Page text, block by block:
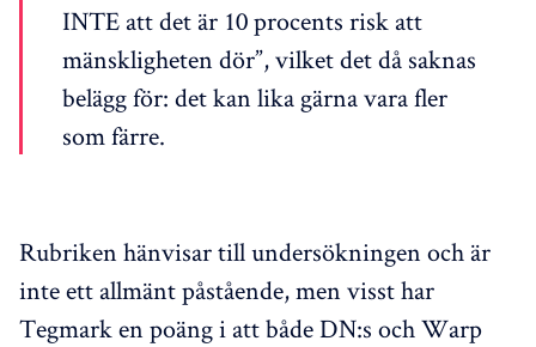
INTE att det är 10 procents risk att
mänskligheten dör”, vilket det då saknas
belägg för: det kan lika gärna vara fler
som färre.
Rubriken hänvisar till undersökningen och är
inte ett allmänt påstående, men visst har
Tegmark en poäng i att både DN:s och Warp